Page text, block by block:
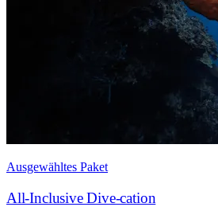
Ausgewähltes Paket
All-Inclusive Dive-cation